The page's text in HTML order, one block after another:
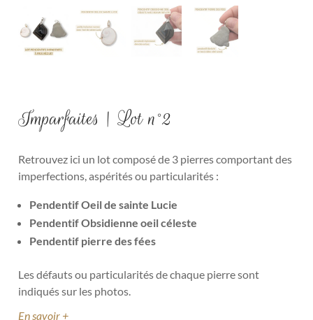
Imparfaites | Lot n°2
Retrouvez ici un lot composé de 3 pierres comportant des
imperfections, aspérités ou particularités :
Pendentif Oeil de sainte Lucie
Pendentif Obsidienne oeil céleste
Pendentif pierre des fées
Les défauts ou particularités de chaque pierre sont
indiqués sur les photos.
En savoir +